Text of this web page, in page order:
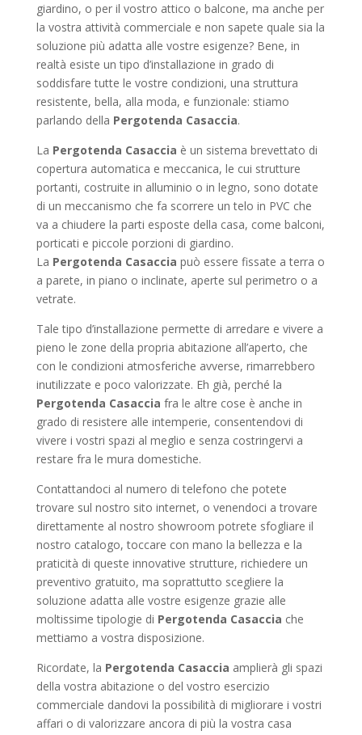
giardino, o per il vostro attico o balcone, ma anche per
la vostra attività commerciale e non sapete quale sia la
soluzione più adatta alle vostre esigenze? Bene, in
realtà esiste un tipo d’installazione in grado di
soddisfare tutte le vostre condizioni, una struttura
resistente, bella, alla moda, e funzionale: stiamo
parlando della Pergotenda Casaccia.
La Pergotenda Casaccia è un sistema brevettato di
copertura automatica e meccanica, le cui strutture
portanti, costruite in alluminio o in legno, sono dotate
di un meccanismo che fa scorrere un telo in PVC che
va a chiudere la parti esposte della casa, come balconi,
porticati e piccole porzioni di giardino.
La Pergotenda Casaccia può essere fissate a terra o
a parete, in piano o inclinate, aperte sul perimetro o a
vetrate.
Tale tipo d’installazione permette di arredare e vivere a
pieno le zone della propria abitazione all’aperto, che
con le condizioni atmosferiche avverse, rimarrebbero
inutilizzate e poco valorizzate. Eh già, perché la
Pergotenda Casaccia fra le altre cose è anche in
grado di resistere alle intemperie, consentendovi di
vivere i vostri spazi al meglio e senza costringervi a
restare fra le mura domestiche.
Contattandoci al numero di telefono che potete
trovare sul nostro sito internet, o venendoci a trovare
direttamente al nostro showroom potrete sfogliare il
nostro catalogo, toccare con mano la bellezza e la
praticità di queste innovative strutture, richiedere un
preventivo gratuito, ma soprattutto scegliere la
soluzione adatta alle vostre esigenze grazie alle
moltissime tipologie di Pergotenda Casaccia che
mettiamo a vostra disposizione.
Ricordate, la Pergotenda Casaccia amplierà gli spazi
della vostra abitazione o del vostro esercizio
commerciale dandovi la possibilità di migliorare i vostri
affari o di valorizzare ancora di più la vostra casa